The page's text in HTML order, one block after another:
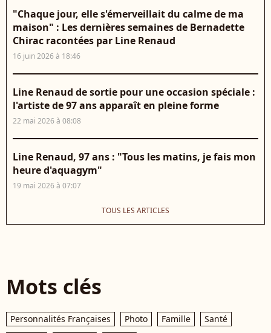
"Chaque jour, elle s'émerveillait du calme de ma
maison" : Les dernières semaines de Bernadette
Chirac racontées par Line Renaud
16 juin 2026 à 18:46
Line Renaud de sortie pour une occasion spéciale :
l'artiste de 97 ans apparaît en pleine forme
22 mai 2026 à 08:08
Line Renaud, 97 ans : "Tous les matins, je fais mon
heure d'aquagym"
19 mai 2026 à 07:07
TOUS LES ARTICLES
Mots clés
Personnalités Françaises Photo Famille
Santé